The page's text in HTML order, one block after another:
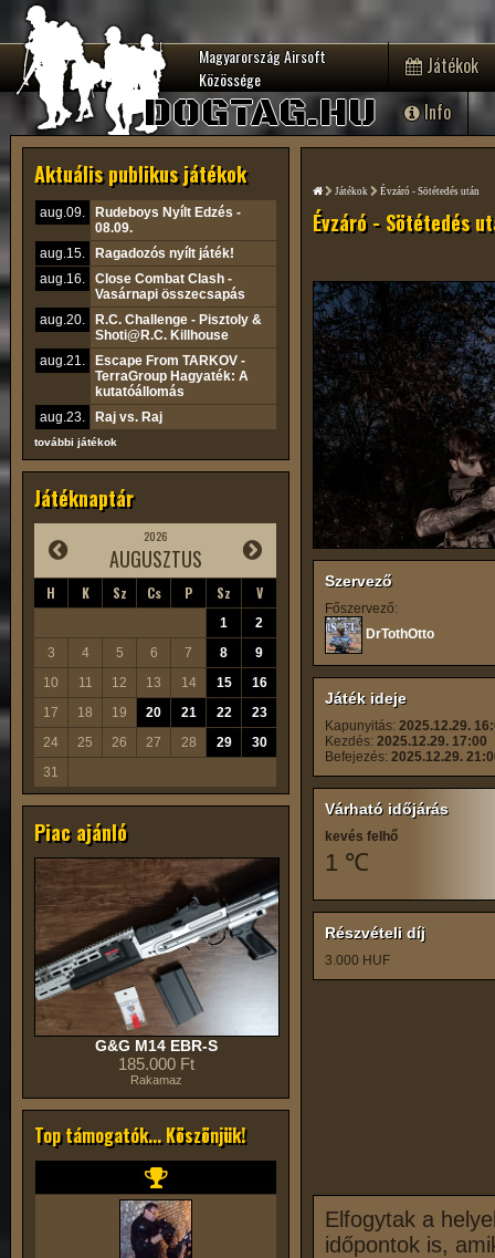
Magyarország Airsoft
Közössége
DOGTAG.HU
Játékok
Info
Aktuális publikus játékok
aug.09.
Rudeboys Nyílt Edzés -
08.09.
aug.15.
Ragadozós nyílt játék!
aug.16.
Close Combat Clash -
Vasárnapi összecsapás
aug.20.
R.C. Challenge - Pisztoly &
Shoti@R.C. Killhouse
aug.21.
Escape From TARKOV -
TerraGroup Hagyaték: A
kutatóállomás
aug.23.
Raj vs. Raj
további játékok
Játéknaptár
2026
AUGUSZTUS
H K Sz Cs P Sz V
1
2
3
4 5 6 7 8
9
10
11 12 13 14 15
16
17
18 19 20 21 22
23
24
25 26 27 28 29
30
31
Piac ajánló
G&G M14 EBR-S
185.000 Ft
Rakamaz
Top támogatók... Köszönjük!
Játékok Évzáró - Sötétedés után
Évzáró - Sötétedés
Szervező
Főszervező:
DrTothOtto
Játék ideje
Kapunyitás: 2025.12.29.
Kezdés: 2025.12.29. 17:00
Befejezés: 2025.12.29.
Várható időjárás
kevés felhő
1 ℃
Részvételi díj
3.000 HUF
Elfogytak a
időpontok is,